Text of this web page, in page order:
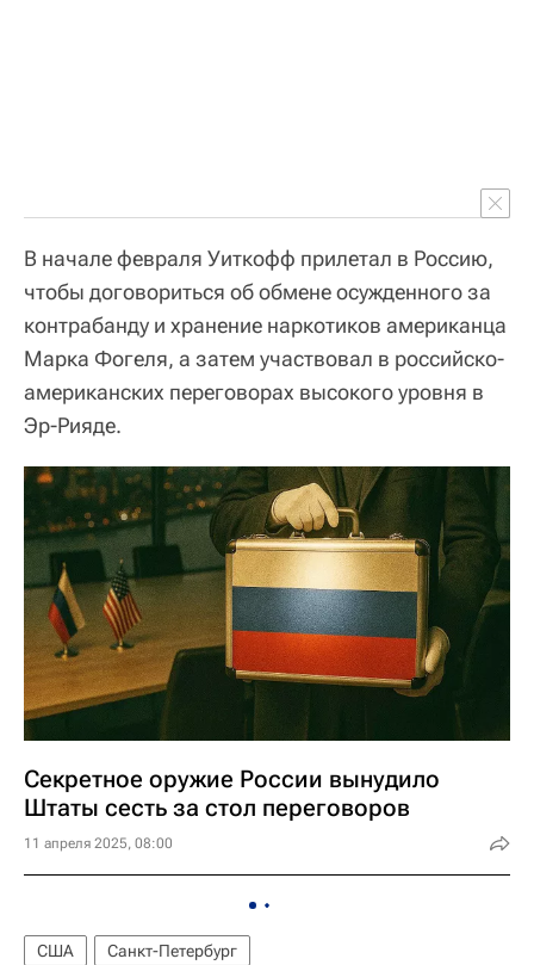
В начале февраля Уиткофф прилетал в Россию,
чтобы договориться об обмене осужденного за
контрабанду и хранение наркотиков американца
Марка Фогеля, а затем участвовал в российско-
американских переговорах высокого уровня в
Эр-Рияде.
Секретное оружие России вынудило
Штаты сесть за стол переговоров
11 апреля 2025, 08:00
США
Санкт-Петербург